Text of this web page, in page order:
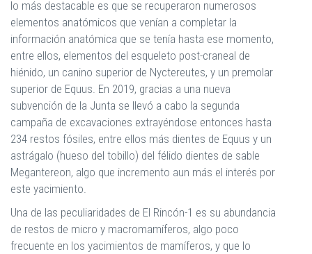
lo más destacable es que se recuperaron numerosos
elementos anatómicos que venían a completar la
información anatómica que se tenía hasta ese momento,
entre ellos, elementos del esqueleto post-craneal de
hiénido, un canino superior de Nyctereutes, y un premolar
superior de Equus. En 2019, gracias a una nueva
subvención de la Junta se llevó a cabo la segunda
campaña de excavaciones extrayéndose entonces hasta
234 restos fósiles, entre ellos más dientes de Equus y un
astrágalo (hueso del tobillo) del félido dientes de sable
Megantereon, algo que incremento aun más el interés por
este yacimiento.
Una de las peculiaridades de El Rincón-1 es su abundancia
de restos de micro y macromamíferos, algo poco
frecuente en los yacimientos de mamíferos, y que lo